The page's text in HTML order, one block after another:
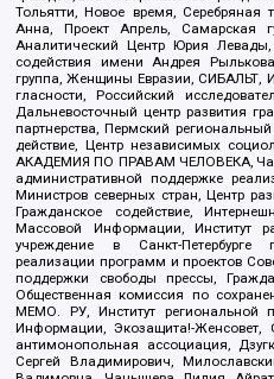
Тольятти, Новое время, Серебряная
Анна, Проект Апрель, Самарская
Аналитический Центр Юрия
содействия имени Андрея
группа, Женщины Евразии, СИБАЛЬТ,
гласности, Российский
Дальневосточный центр развития
партнерства, Пермский
действие, Центр независимых
АКАДЕМИЯ ПО ПРАВАМ ЧЕЛОВЕКА,
административной поддержке
Министров северных стран, Центр
Гражданское содействие,
Массовой Информации, Институт
учреждение в Санкт-Петербурге
реализации программ и проектов
поддержки свободы прессы,
Общественная комиссия по
МЕМО. РУ, Институт региональной
Информации, Экозащита!-Женсовет,
антимонопольная ассоциация,
Сергей Владимирович,